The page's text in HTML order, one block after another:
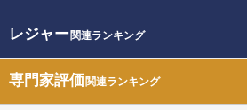
レジャー関連ランキング
専門家評価関連ランキング